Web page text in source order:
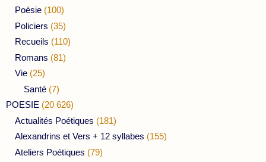
Poésie (100)
Policiers (35)
Recueils (110)
Romans (81)
Vie (25)
Santé (7)
POESIE (20 626)
Actualités Poétiques (181)
Alexandrins et Vers + 12 syllabes (155)
Ateliers Poétiques (79)